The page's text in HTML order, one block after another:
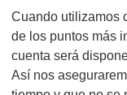
Cuando utilizamos
de los puntos más
cuenta será
Así nos